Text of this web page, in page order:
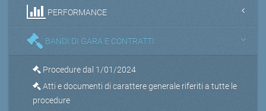
PERFORMANCE
BANDI DI GARA E CONTRATTI
Procedure dal 1/01/2024
Atti e documenti di carattere generale riferiti a tutte le
procedure